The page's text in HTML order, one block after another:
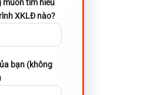
muốn tìm hiểu
XKLĐ nào?
bạn (không